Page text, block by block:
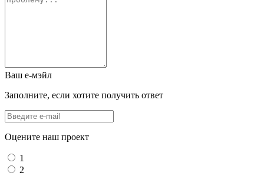
Ваш е-мэйл
Заполните, если хотите получить ответ
Оцените наш проект
1
2